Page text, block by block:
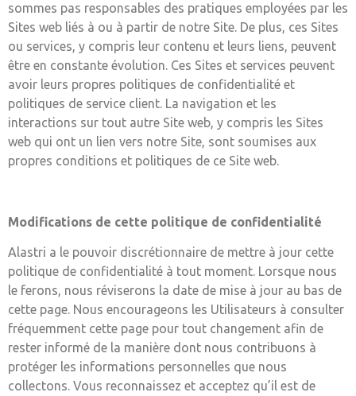
sommes pas responsables des pratiques employées par les
Sites web liés à ou à partir de notre Site. De plus, ces Sites
ou services, y compris leur contenu et leurs liens, peuvent
être en constante évolution. Ces Sites et services peuvent
avoir leurs propres politiques de confidentialité et
politiques de service client. La navigation et les
interactions sur tout autre Site web, y compris les Sites
web qui ont un lien vers notre Site, sont soumises aux
propres conditions et politiques de ce Site web.
Modifications de cette politique de confidentialité
Alastri a le pouvoir discrétionnaire de mettre à jour cette
politique de confidentialité à tout moment. Lorsque nous
le ferons, nous réviserons la date de mise à jour au bas de
cette page. Nous encourageons les Utilisateurs à consulter
fréquemment cette page pour tout changement afin de
rester informé de la manière dont nous contribuons à
protéger les informations personnelles que nous
collectons. Vous reconnaissez et acceptez qu’il est de